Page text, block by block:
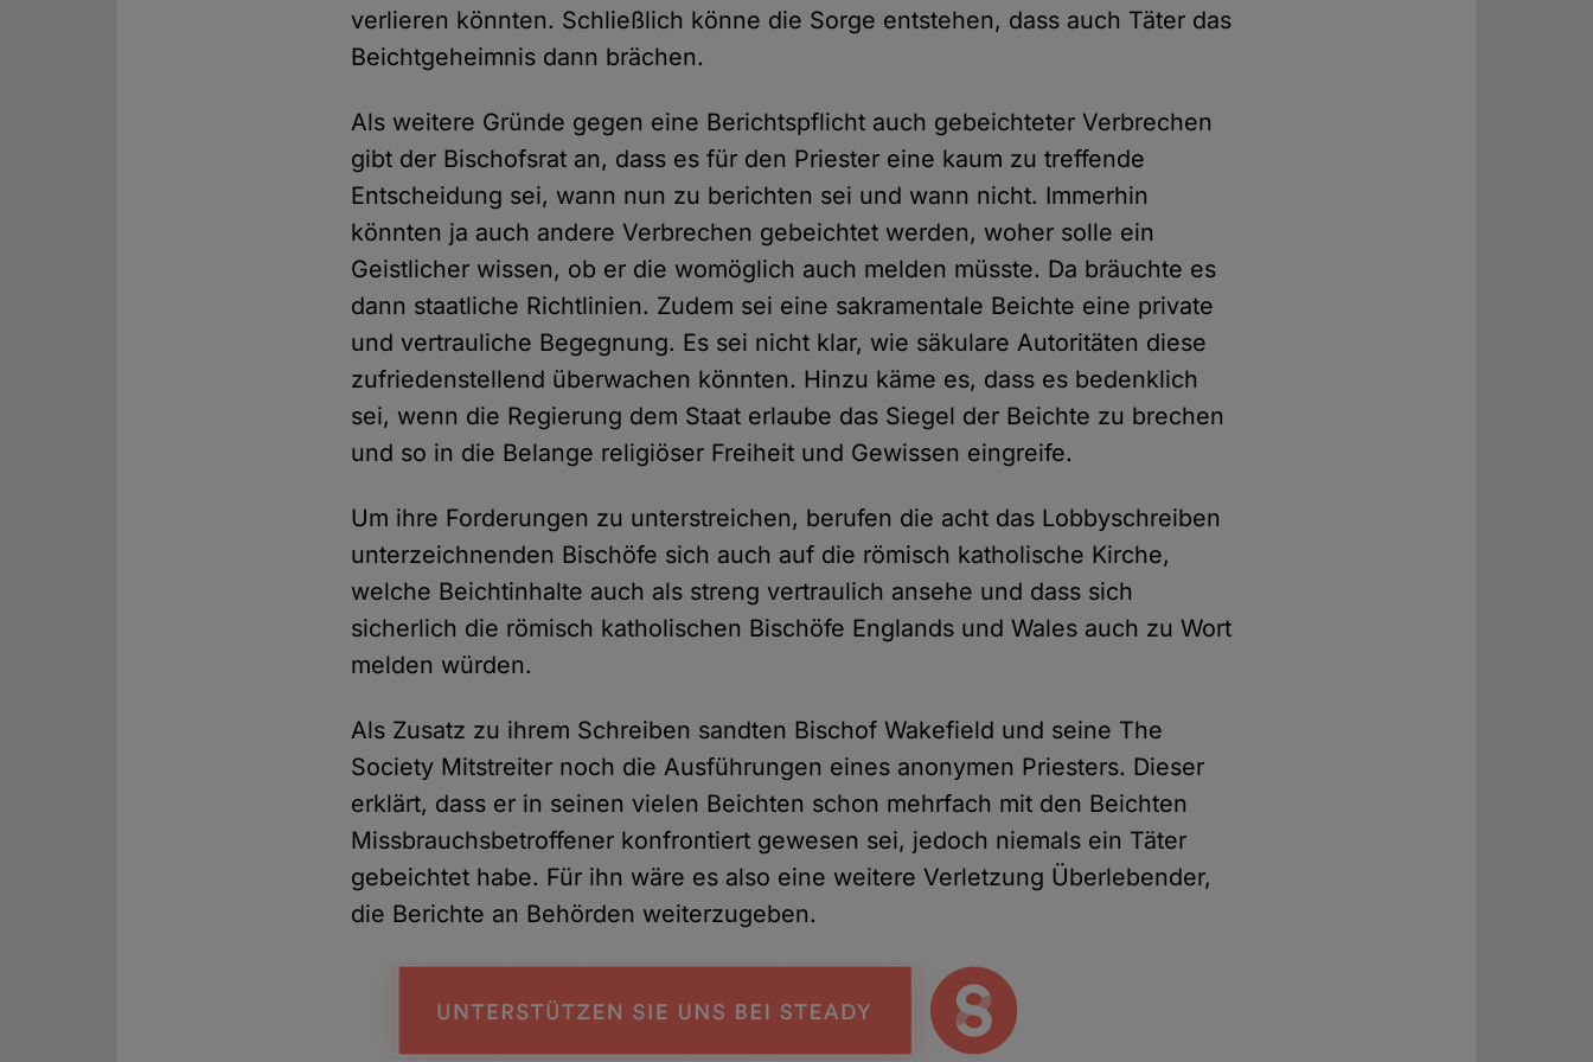
verlieren könnten. Schließlich könne die Sorge entstehen, dass auch Täter das
Beichtgeheimnis dann brächen.
Als weitere Gründe gegen eine Berichtspflicht auch gebeichteter Verbrechen
gibt der Bischofsrat an, dass es für den Priester eine kaum zu treffende
Entscheidung sei, wann nun zu berichten sei und wann nicht. Immerhin
könnten ja auch andere Verbrechen gebeichtet werden, woher solle ein
Geistlicher wissen, ob er die womöglich auch melden müsste. Da bräuchte es
dann staatliche Richtlinien. Zudem sei eine sakramentale Beichte eine private
und vertrauliche Begegnung. Es sei nicht klar, wie säkulare Autoritäten diese
zufriedenstellend überwachen könnten. Hinzu käme es, dass es bedenklich
sei, wenn die Regierung dem Staat erlaube das Siegel der Beichte zu brechen
und so in die Belange religiöser Freiheit und Gewissen eingreife.
Um ihre Forderungen zu unterstreichen, berufen die acht das Lobbyschreiben
unterzeichnenden Bischöfe sich auch auf die römisch katholische Kirche,
welche Beichtinhalte auch als streng vertraulich ansehe und dass sich
sicherlich die römisch katholischen Bischöfe Englands und Wales auch zu Wort
melden würden.
Als Zusatz zu ihrem Schreiben sandten Bischof Wakefield und seine The
Society Mitstreiter noch die Ausführungen eines anonymen Priesters. Dieser
erklärt, dass er in seinen vielen Beichten schon mehrfach mit den Beichten
Missbrauchsbetroffener konfrontiert gewesen sei, jedoch niemals ein Täter
gebeichtet habe. Für ihn wäre es also eine weitere Verletzung Überlebender,
die Berichte an Behörden weiterzugeben.